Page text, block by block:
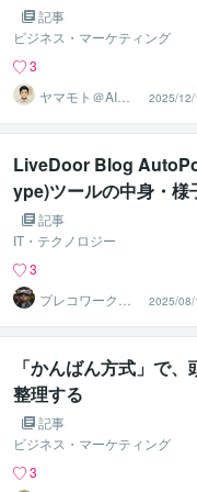
記事
ビジネス・マーケティング
3
ヤマモト＠AI開
発・業務自動化
2025/12/
LiveDoor Blog
ype)ツールの中身・様
記事
IT・テクノロジー
3
プレコワークス
★pleco works
2025/08/
「かんばん方式」で
整理する
記事
ビジネス・マーケティング
3